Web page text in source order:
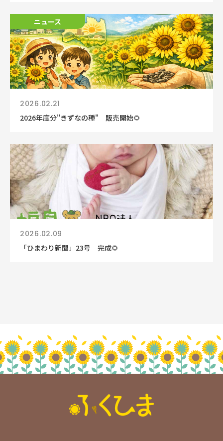
ニュース
2026.02.21
2026年度分"きずなの種" 販売開始🌻
2026.02.09
「ひまわり新聞」23号 完成🌻